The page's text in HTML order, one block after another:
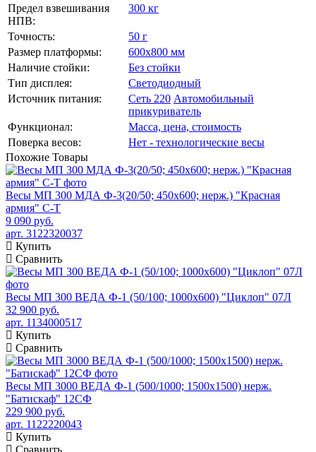
Предел взвешивания
НПВ:
300 кг
Точность:
50 г
Размер платформы:
600х800 мм
Наличие стойки:
Без стойки
Тип дисплея:
Светодиодный
Источник питания:
Сеть 220 Автомобильный
прикуриватель
Функционал:
Масса, цена, стоимость
Поверка весов:
Нет - технологические весы
Похожие Товары
Весы МП 300 МДА Ф-3(20/50; 450х600; нерж.) "Красная
армия" C-Т
9 090 руб.
арт. 3122320037
Купить
Сравнить
Весы МП 300 ВЕДА Ф-1 (50/100; 1000х600) "Циклоп" 07Л
32 900 руб.
арт. 1134000517
Купить
Сравнить
Весы МП 3000 ВЕДА Ф-1 (500/1000; 1500х1500) нерж.
"Батискаф" 12СФ
229 900 руб.
арт. 1122220043
Купить
Сравнить